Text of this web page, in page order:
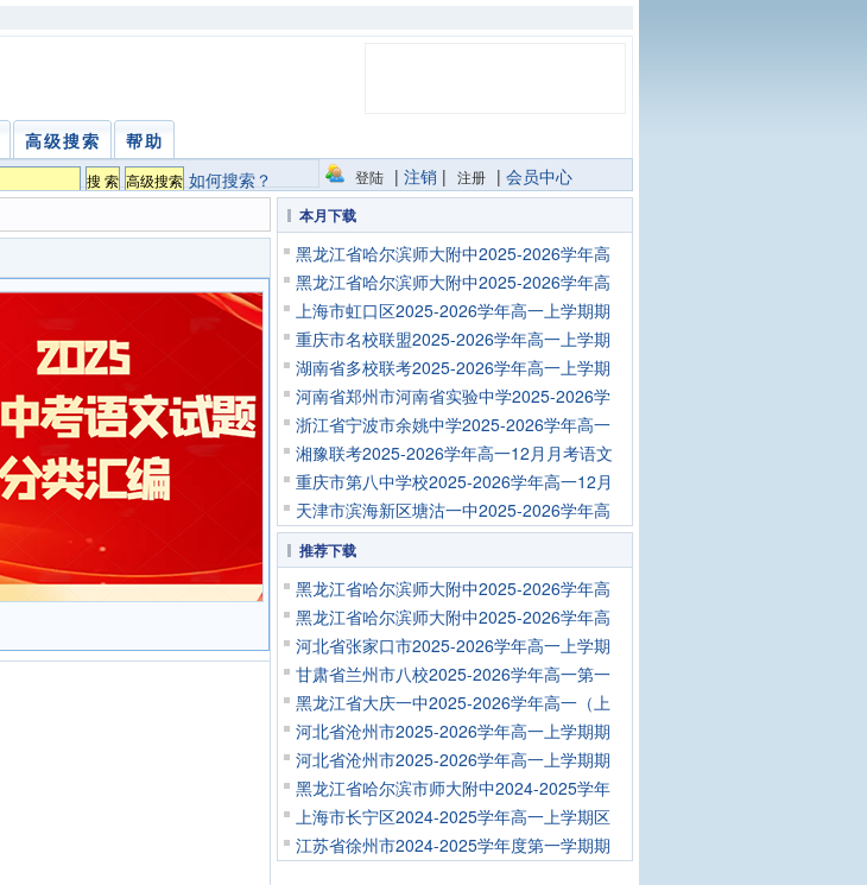
高级搜索
帮助
如何搜索？
登陆 | 注销 | 注册 | 会员中心
本月下载
黑龙江省哈尔滨师大附中2025-2026学年高
黑龙江省哈尔滨师大附中2025-2026学年高
上海市虹口区2025-2026学年高一上学期期
重庆市名校联盟2025-2026学年高一上学期
湖南省多校联考2025-2026学年高一上学期
河南省郑州市河南省实验中学2025-2026学
浙江省宁波市余姚中学2025-2026学年高一
湘豫联考2025-2026学年高一12月月考语文
重庆市第八中学校2025-2026学年高一12月
天津市滨海新区塘沽一中2025-2026学年高
推荐下载
黑龙江省哈尔滨师大附中2025-2026学年高
黑龙江省哈尔滨师大附中2025-2026学年高
河北省张家口市2025-2026学年高一上学期
甘肃省兰州市八校2025-2026学年高一第一
黑龙江省大庆一中2025-2026学年高一（上
河北省沧州市2025-2026学年高一上学期期
河北省沧州市2025-2026学年高一上学期期
黑龙江省哈尔滨市师大附中2024-2025学年
上海市长宁区2024-2025学年高一上学期区
江苏省徐州市2024-2025学年度第一学期期